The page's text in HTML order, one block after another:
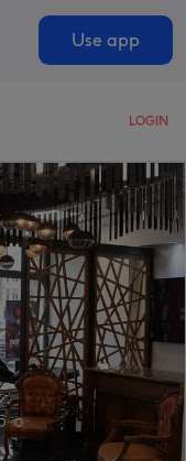
Use app
LOGIN